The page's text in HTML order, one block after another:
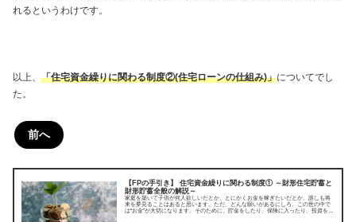
れるというわけです。
以上、 「住宅資金繰りに関わる制度②(住宅ローンの仕組み)」についてでし
た。
前へ
【FPの手引き】 住宅資金繰りに関わる制度① ～財形住宅貯蓄と
財形貯蓄全般の解説～
家庭を築いて子供が何人欲しいだとか、とにかくお金を稼ぎたいだとか、誰しも将
来を夢見ることはあると思います。ただ、どんな願いがあるにしろ、この世の中で
は“お金”が大切になります。そのために、貯金をしたり、保険に入ったり、投資をし